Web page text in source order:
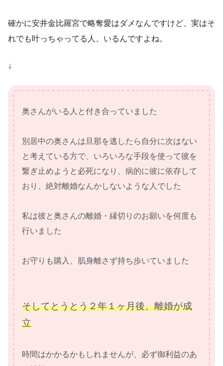
確かに安井金比羅宮で略奪愛はダメなんですけど、実はそ
れでも叶っちゃってる人、いるんですよね。
↓
奥さんがいる人と付き合っていました
別居中の奥さんは旦那を逃したら自分に次はない
と考えている方で、いろいろな手段を使って彼を
繋ぎ止めようと必死になり、病的に彼に依存して
おり、絶対離婚なんかしないような人でした
私は彼と奥さんの離婚・縁切りのお願いを何度も
行いました
お守りも購入、肌身離さず持ち歩いていました
そしてとうとう２年１ヶ月後、離婚が成
立
時間はかかるかもしれませんが、必ず御利益のあ